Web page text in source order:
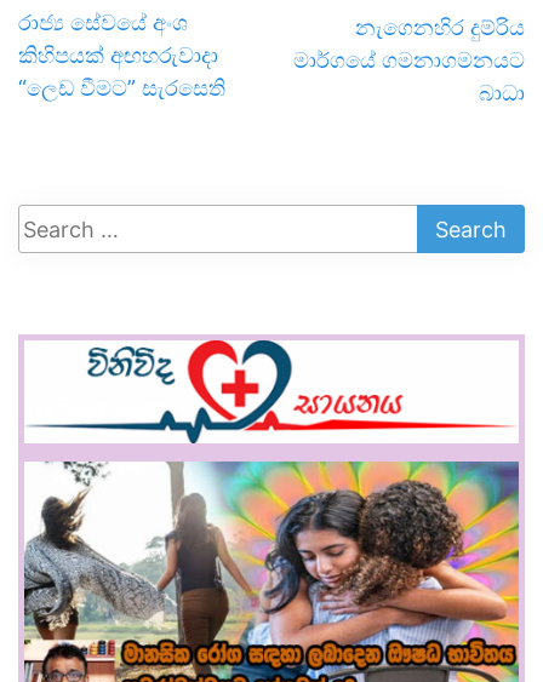
රාජ්‍ය සේවයේ අංශ
කිහිපයක් අඟහරුවාදා
“ලෙඩ වීමට” සැරසෙති
නැගෙනහිර දුම්රිය
මාර්ගයේ ගමනාගමනයට
බාධා